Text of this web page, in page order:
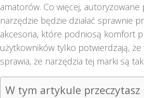
amatorów. Co więcej,
narzędzie będzie działać sprawnie
akcesoria, które podniosą komfort
użytkowników tylko potwierdzają,
sprawia, że narzędzia tej marki są
W tym artykule przeczytasz